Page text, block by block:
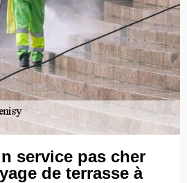
service pas cher
de terrasse à